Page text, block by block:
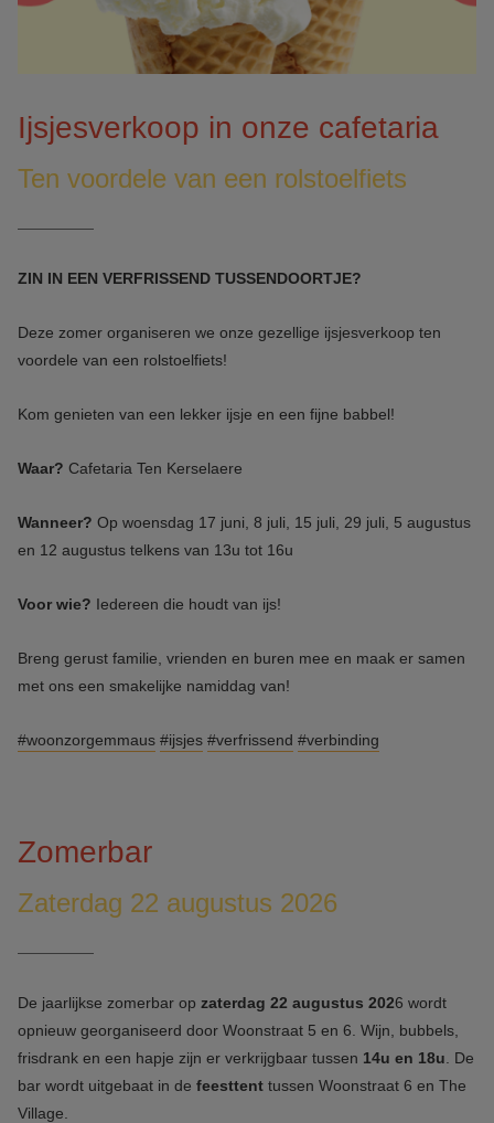
Ijsjesverkoop in onze cafetaria
Ten voordele van een rolstoelfiets
ZIN IN EEN VERFRISSEND TUSSENDOORTJE?
Deze zomer organiseren we onze gezellige ijsjesverkoop ten
voordele van een rolstoelfiets!
Kom genieten van een lekker ijsje en een fijne babbel!
Waar? Cafetaria Ten Kerselaere
Wanneer? Op woensdag 17 juni, 8 juli, 15 juli, 29 juli, 5 augustus
en 12 augustus telkens van 13u tot 16u
Voor wie? Iedereen die houdt van ijs!
Breng gerust familie, vrienden en buren mee en maak er samen
met ons een smakelijke namiddag van!
#woonzorgemmaus #ijsjes #verfrissend #verbinding
Zomerbar
Zaterdag 22 augustus 2026
De jaarlijkse zomerbar op zaterdag 22 augustus 2026 wordt
opnieuw georganiseerd door Woonstraat 5 en 6. Wijn, bubbels,
frisdrank en een hapje zijn er verkrijgbaar tussen 14u en 18u . De
bar wordt uitgebaat in de feesttent tussen Woonstraat 6 en The
Village.